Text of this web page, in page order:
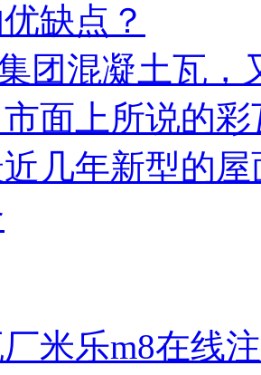
缺点？
团混凝土瓦，
面上所说的
几年新型的
米乐m8在线